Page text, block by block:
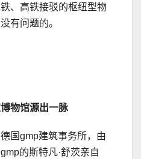
、高铁接驳的枢纽型物
有问题的。
物馆源出一脉
国gmp建筑事务所，由
的斯特凡·舒茨亲自